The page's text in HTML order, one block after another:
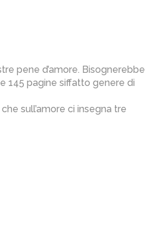
pene d’amore. Bisognerebbe
145 pagine siffatto genere di
sull’amore ci insegna tre